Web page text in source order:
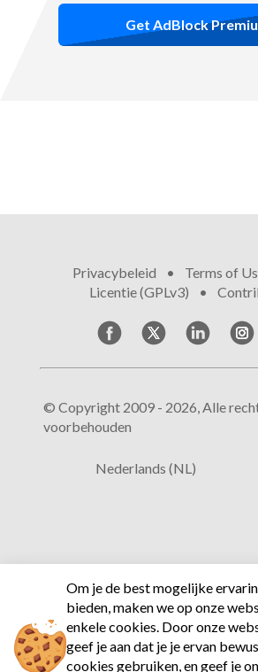
Get AdBlock
Privacybeleid • Terms of
Licentie (GPLv3) •
© Copyright 2009 - 2026, Alle
voorbehouden
Nederlands (NL)
Om je de best mogelijke
bieden, maken we op onze
enkele cookies. Door onze
geef je aan dat je je ervan
cookies gebruiken, en geef je